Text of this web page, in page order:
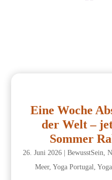
Eine Woche
der Welt –
Sommer
26. Juni 2026 |BewusstSein,
Meer, Yoga Portugal,